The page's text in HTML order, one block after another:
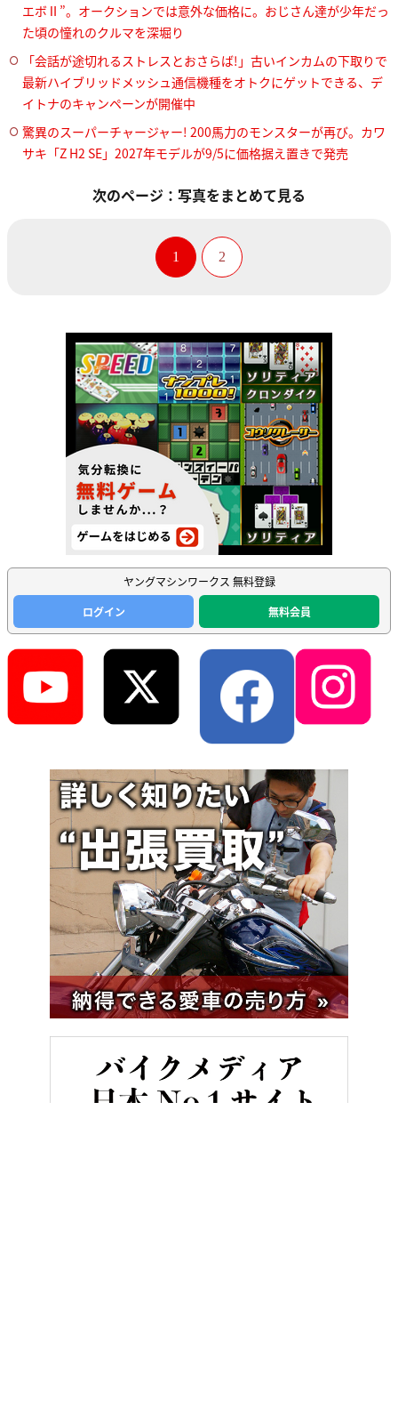
エボⅡ”。オークションでは意外な価格に。おじさん達が少年だっ
た頃の憧れのクルマを深堀り
「会話が途切れるストレスとおさらば!」古いインカムの下取りで
最新ハイブリッドメッシュ通信機種をオトクにゲットできる、デ
イトナのキャンペーンが開催中
驚異のスーパーチャージャー! 200馬力のモンスターが再び。カワ
サキ「Z H2 SE」2027年モデルが9/5に価格据え置きで発売
次のページ：写真をまとめて見る
1 2
ヤングマシンワークス 無料登録
ログイン
無料会員